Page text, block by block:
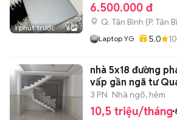
1 phút trước 6
6.500.000 đ
Q. Tân Bình (P. Tân
Laptop YG 5.0
nhà 5x18 đường
vấp gần ngã tư
3 PN Nhà ngõ, hẻm
10,5 triệu/tháng